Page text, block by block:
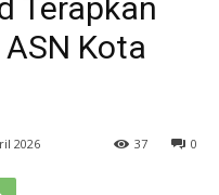
Terapkan
Kota
2026 0
37